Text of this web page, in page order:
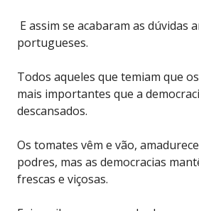
E assim se acabaram as dúvidas
portugueses.
Todos aqueles que temiam que
mais importantes que a
descansados.
Os tomates vêm e vão,
podres, mas as democracias
frescas e viçosas.